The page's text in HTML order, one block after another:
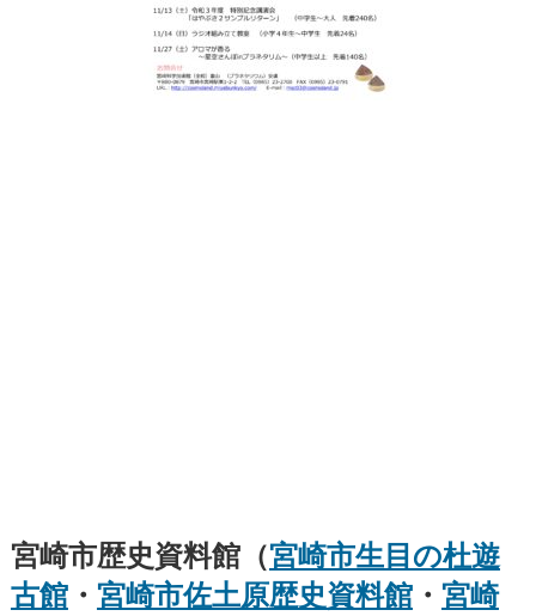
宮崎市歴史資料館（宮崎市生目の杜遊
古館・ 宮崎市佐土原歴史資料館・ 宮崎